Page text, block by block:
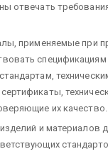
отвечать
применяемые при
спецификациям
их качество.
и материалов